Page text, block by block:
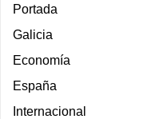
Portada
Galicia
Economía
España
Internacional